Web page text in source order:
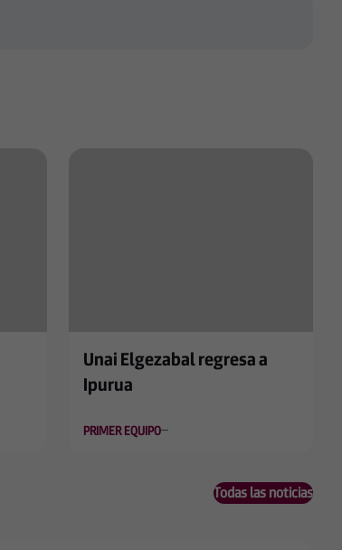
Unai Elgezabal regresa a
Ipurua
PRIMER EQUIPO
Todas las noticias